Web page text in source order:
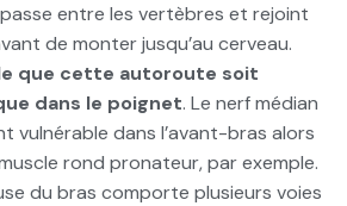
passe entre les vertèbres et rejoint
de monter jusqu’au cerveau.
que cette autoroute soit
dans le poignet. Le nerf médian
vulnérable dans l’avant-bras alors
rond pronateur, par exemple.
du bras comporte plusieurs voies